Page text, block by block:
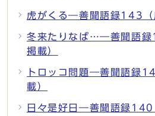
虎がくる―善聞語録143（
冬来たりなば…―善聞語
掲載）
トロッコ問題―善聞語録
載）
日々是好日―善聞語録140